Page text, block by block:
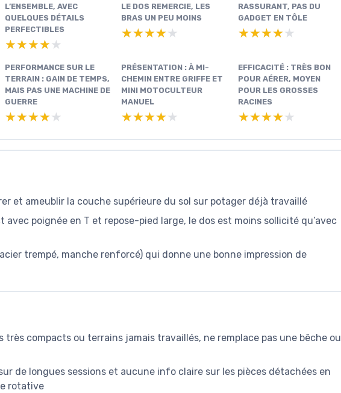
L’ENSEMBLE, AVEC
QUELQUES DÉTAILS
PERFECTIBLES
★★★★★
★★★★★
LE DOS REMERCIE, LES
BRAS UN PEU MOINS
★★★★★
★★★★★
RASSURANT, PAS DU
GADGET EN TÔLE
★★★★★
★★★★★
PERFORMANCE SUR LE
TERRAIN : GAIN DE TEMPS,
MAIS PAS UNE MACHINE DE
GUERRE
★★★★★
★★★★★
PRÉSENTATION : À MI-
CHEMIN ENTRE GRIFFE ET
MINI MOTOCULTEUR
MANUEL
★★★★★
★★★★★
EFFICACITÉ : TRÈS BON
POUR AÉRER, MOYEN
POUR LES GROSSES
RACINES
★★★★★
★★★★★
et ameublir la couche supérieure du sol sur potager déjà travaillé
poignée en T et repose-pied large, le dos est moins sollicité qu’avec
trempé, manche renforcé) qui donne une bonne impression de
très compacts ou terrains jamais travaillés, ne remplace pas une bêche ou
de longues sessions et aucune info claire sur les pièces détachées en
rotative